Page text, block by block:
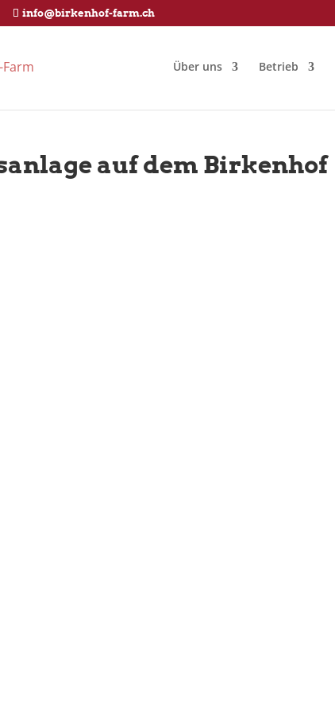
info@birkenhof-farm.ch
Über uns Betrieb
auf dem Birkenhof